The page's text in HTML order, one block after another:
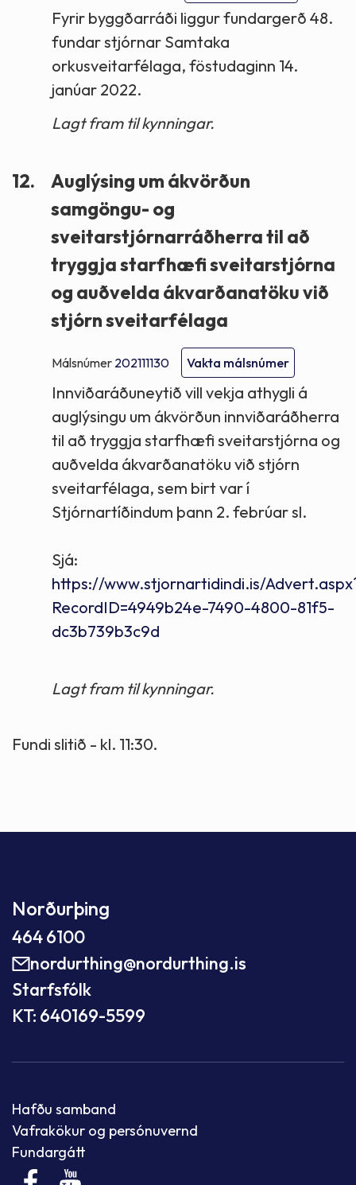
Fyrir byggðarráði liggur fundargerð 48.
fundar stjórnar Samtaka
orkusveitarfélaga, föstudaginn 14.
janúar 2022.
Lagt fram til kynningar.
12.
Auglýsing um ákvörðun
samgöngu- og
sveitarstjórnarráðherra til að
tryggja starfhæfi sveitarstjórna
og auðvelda ákvarðanatöku við
stjórn sveitarfélaga
Málsnúmer 202111130 Vakta málsnúmer
Innviðaráðuneytið vill vekja athygli á
auglýsingu um ákvörðun innviðaráðherra
til að tryggja starfhæfi sveitarstjórna og
auðvelda ákvarðanatöku við stjórn
sveitarfélaga, sem birt var í
Stjórnartíðindum þann 2. febrúar sl.
Sjá:
https://www.stjornartidindi.is/
RecordID=4949b24e-7490-4800-81f5-
dc3b739b3c9d
Lagt fram til kynningar.
Fundi slitið - kl. 11:30.
Norðurþing
464 6100
nordurthing@nordurthing.is
Starfsfólk
KT: 640169-5599
Hafðu samband
Vafrakökur og persónuvernd
Fundargátt